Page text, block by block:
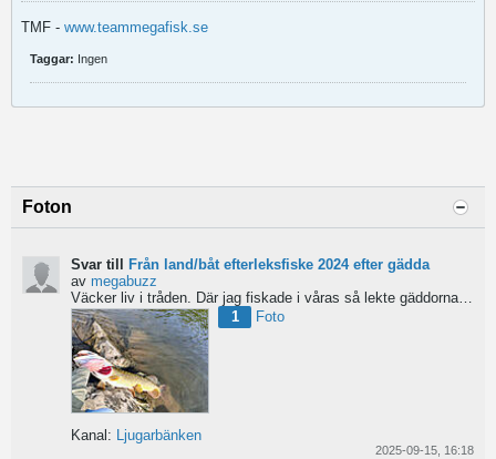
TMF - www.teammegafisk.se
Taggar: Ingen
Foton
Svar till
Från land/båt efterleksfiske 2024 efter gädda
av megabuzz
Väcker liv i tråden. Där jag fiskade i våras så lekte gäddorna från början av mars hela vägen in i juni...
1
Foto
Kanal: Ljugarbänken
2025-09-15, 16:18